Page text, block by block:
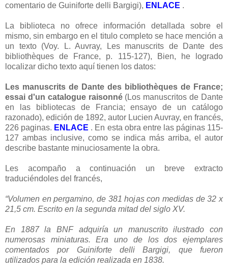
comentario de Guiniforte delli Bargigi), ENLACE .
La biblioteca no ofrece información detallada sobre el
mismo, sin embargo en el titulo completo se hace mención a
un texto (Voy. L. Auvray, Les manuscrits de Dante des
bibliothèques de France, p. 115-127), Bien, he logrado
localizar dicho texto aquí tienen los datos:
Les manuscrits de Dante des bibliothèques de France;
essai d'un catalogue raisonné(Los manuscritos de Dante
en las bibliotecas de Francia; ensayo de un catálogo
razonado), edición de 1892, autor Lucien Auvray, en francés,
226 paginas. ENLACE . En esta obra entre las páginas 115-
127 ambas inclusive, como se indica más arriba, el autor
describe bastante minuciosamente la obra.
Les acompaño a continuación un breve extracto
traduciéndoles del francés,
“Volumen en pergamino, de 381 hojas con medidas de 32 x
21,5 cm. Escrito en la segunda mitad del siglo XV.
En 1887 la BNF adquiría un manuscrito ilustrado con
numerosas miniaturas. Era uno de los dos ejemplares
comentados por Guiniforte delli Bargigi, que fueron
utilizados para la edición realizada en 1838.